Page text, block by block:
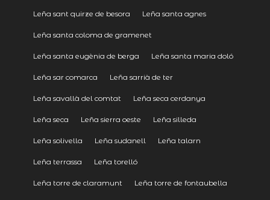
Leña sant quirze de besora Leña santa agnes
Leña santa coloma de gramenet
Leña santa eugènia de berga Leña santa maria doló
Leña sar comarca Leña sarrià de ter
Leña savallà del comtat Leña seca cerdanya
Leña seca Leña sierra oeste Leña silleda
Leña solivella Leña sudanell Leña talarn
Leña terrassa Leña torelló
Leña torre de claramunt Leña torre de fontaubella